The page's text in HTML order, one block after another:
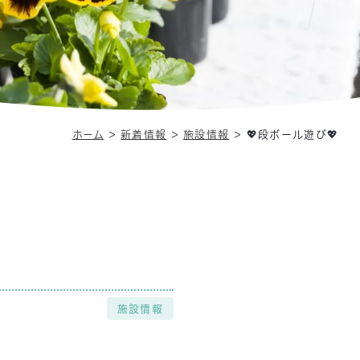
ホーム ＞新着情報 ＞施設情報 ＞ 💖段ボール遊び💖
施設情報